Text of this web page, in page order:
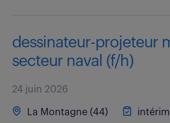
dessinateur-projeteur
secteur naval (f/h)
24 juin 2026
La Montagne (44) intérim